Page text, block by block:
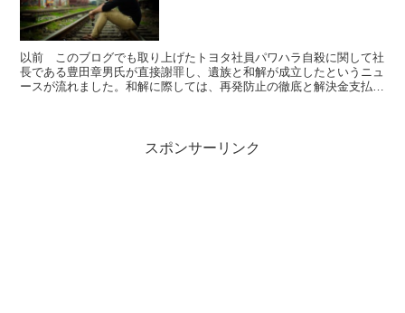
以前 このブログでも取り上げたトヨタ社員パワハラ自殺に関して社
長である豊田章男氏が直接謝罪し、遺族と和解が成立したというニュ
ースが流れました。和解に際しては、再発防止の徹底と解決金支払い
スポンサーリンク